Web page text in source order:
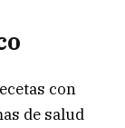
con
de salud